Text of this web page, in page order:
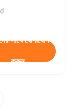
সাথে যোগাযোগ
করুন